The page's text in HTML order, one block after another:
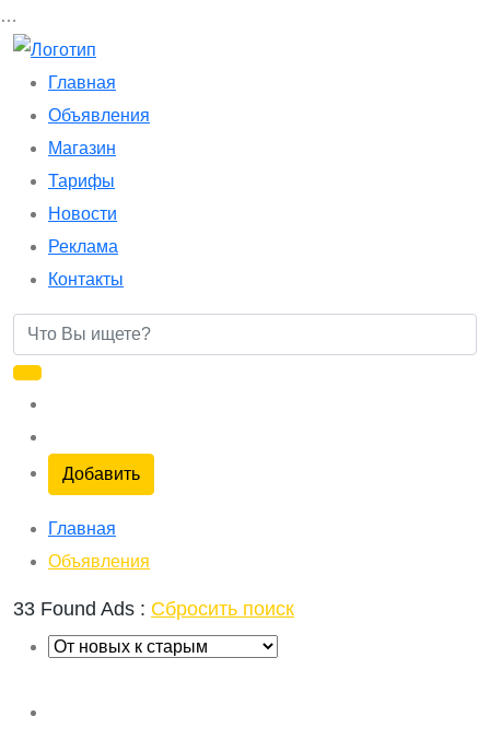
…
Главная
Объявления
Магазин
Тарифы
Новости
Реклама
Контакты
Добавить
Главная
Объявления
33 Found Ads : Сбросить поиск